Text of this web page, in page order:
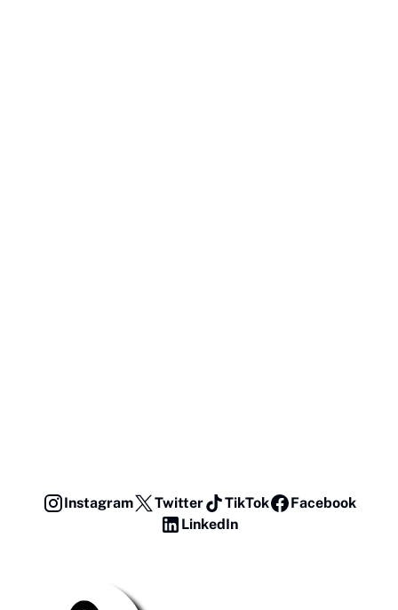
Instagram Twitter TikTok
Facebook
LinkedIn